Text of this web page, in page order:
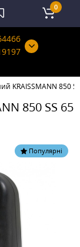
0
KRAISSMANN 850
850 SS 65
Популярні